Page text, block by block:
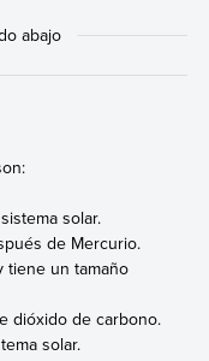
solar.
de Mercurio.
tiene un tamaño
dióxido de carbono.
solar.